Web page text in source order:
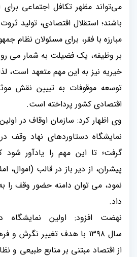
می‌تواند مظهر تکافل اجتماعی
باشند؛ استقلال اقتصادی، تولید
مبارزه با فقر، برای مسئولان نظام
بر وظیفه، یک فضیلت به شمار می
خیریه نیز به این مهم متعهد است،
توسعه موقوفات به تبیین نقش
اقتصادی کشور پرداخته است.
وی اظهار کرد: سازمان اوقاف در
نمایشگاه دستاوردهای نهاد وقف
گرفت؛ تا این مهم را یادآور
پیشران، از دیر باز در قالب (اموال،
نمود، می توان دامنه حضور وقف را
داد.
نهضت افزود: اولین نمایشگاه
سال ۱۳۹۸ با هدف تغییر نگرش و
از اقتصاد مبتنی بر منابع طبیعی و